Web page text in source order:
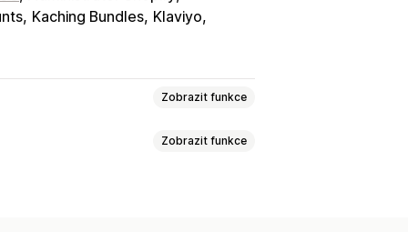
Kaching Bundles Klaviyo
Zobrazit funkce
Zobrazit funkce